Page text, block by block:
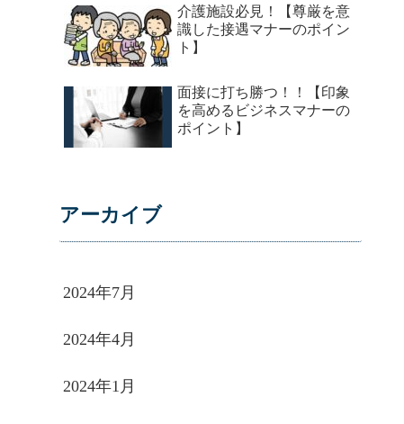
介護施設必見！【尊厳を意
識した接遇マナーのポイン
ト】
面接に打ち勝つ！！【印象
を高めるビジネスマナーの
ポイント】
アーカイブ
2024年7月
2024年4月
2024年1月